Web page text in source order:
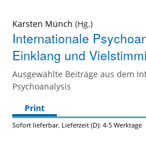
Karsten Münch
Internationale
Einklang und
Ausgewählte Beiträge aus dem
Psychoanalysis
Print
Sofort lieferbar. Lieferzeit (D): 4-5 Werktage